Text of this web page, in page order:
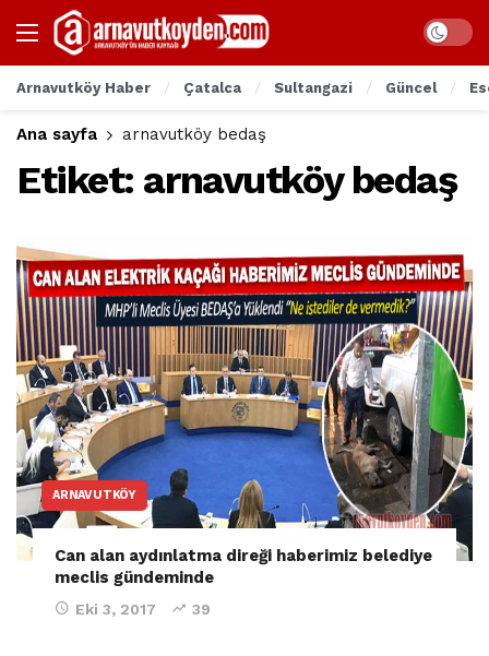
Arnavutköy Haber Çatalca Sultangazi Güncel
Ana sayfa arnavutköy bedaş
Etiket: arnavutköy bedaş
ARNAVUTKÖY
Can alan aydınlatma direği haberimiz belediye
meclis gündeminde
Eki 3, 2017 39